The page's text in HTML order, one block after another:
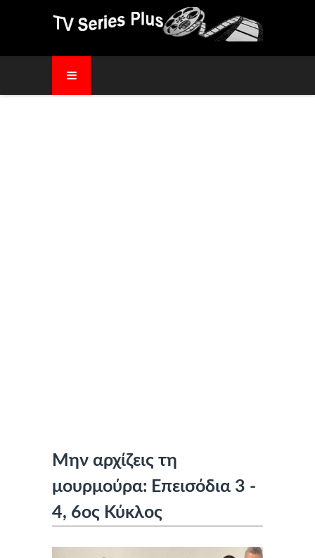
Μην αρχίζεις τη
μουρμούρα: Επεισόδια 3 -
4, 6ος Κύκλος